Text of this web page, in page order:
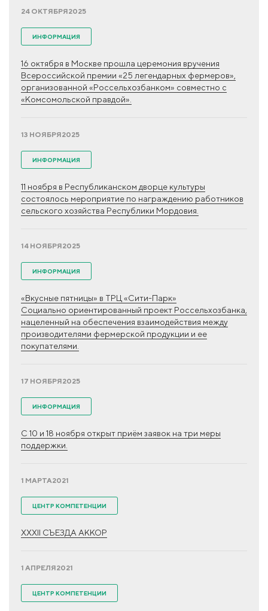
24 ОКТЯБРЯ2025
ИНФОРМАЦИЯ
16 октября в Москве прошла церемония вручения
Всероссийской премии «25 легендарных фермеров»,
организованной «Россельхозбанком» совместно с
«Комсомольской правдой».
13 НОЯБРЯ2025
ИНФОРМАЦИЯ
11 ноября в Республиканском дворце культуры
состоялось мероприятие по награждению работников
сельского хозяйства Республики Мордовия.
14 НОЯБРЯ2025
ИНФОРМАЦИЯ
«Вкусные пятницы» в ТРЦ «Сити-Парк»
Социально ориентированный проект Россельхозбанка,
нацеленный на обеспечения взаимодействия между
производителями фермерской продукции и ее
покупателями.
17 НОЯБРЯ2025
ИНФОРМАЦИЯ
С 10 и 18 ноября открыт приём заявок на три меры
поддержки.
1 МАРТА2021
ЦЕНТР КОМПЕТЕНЦИИ
XXXII СЪЕЗДА АККОР
1 АПРЕЛЯ2021
ЦЕНТР КОМПЕТЕНЦИИ